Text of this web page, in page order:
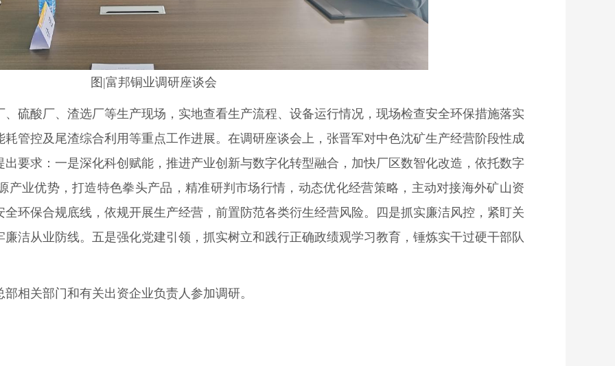
图|富邦铜业调研座谈会
、硫酸厂、渣选厂等生产现场，实地查看生产流程、设备运行情况，现场检查安全环保措施落实
管控及尾渣综合利用等重点工作进展。 在调研座谈会上，张晋军对中色沈矿生产经营阶段性成
出要求：一是深化科创赋能，推进产业创新与数字化转型融合，加快厂区数智化改造，依托数字
产业优势，打造特色拳头产品，精准研判市场行情，动态优化经营策略，主动对接海外矿山资
全环保合规底线，依规开展生产经营，前置防范各类衍生经营风险。
四是抓实廉洁风控，紧盯关
廉洁从业防线。 五是强化党建引领，抓实树立和践行正确政绩观学习教育，锤炼实干过硬干部队
相关部门和有关出资企业负责人参加调研。